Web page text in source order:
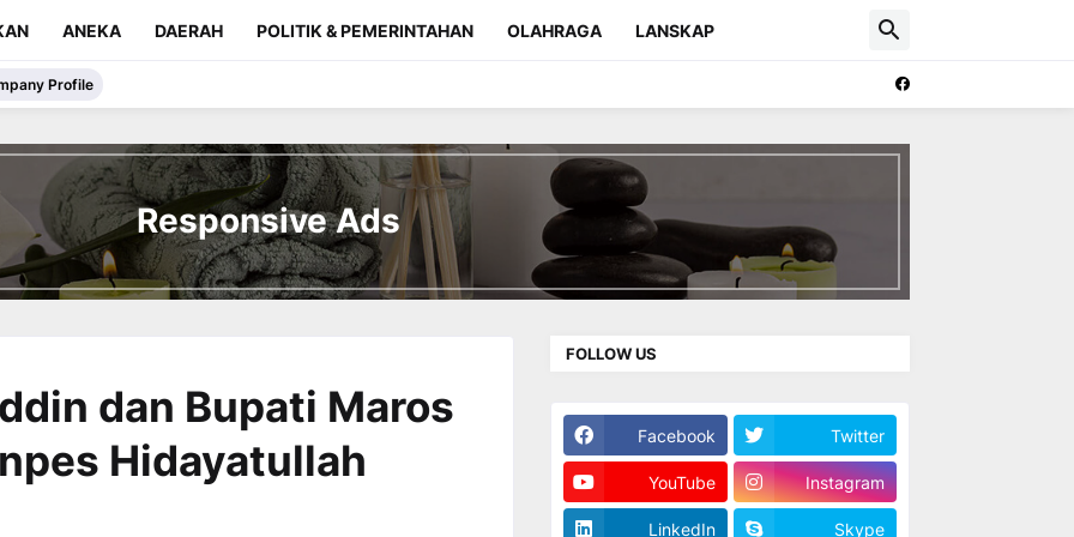
ANEKA DAERAH POLITIK & PEMERINTAHAN OLAHRAGA LANSKAP
Profile
Responsive Ads
dan Bupati Maros
Hidayatullah
FOLLOW US
Facebook Twitter
YouTube Instagram
LinkedIn Skype